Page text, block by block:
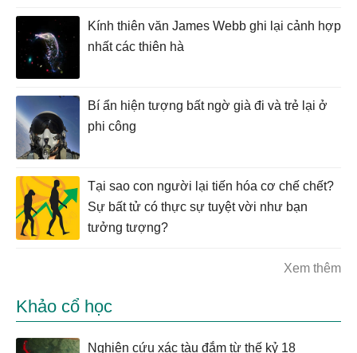
Kính thiên văn James Webb ghi lại cảnh hợp
nhất các thiên hà
Bí ẩn hiện tượng bất ngờ già đi và trẻ lại ở
phi công
Tại sao con người lại tiến hóa cơ chế chết?
Sự bất tử có thực sự tuyệt vời như bạn
tưởng tượng?
Xem thêm
Khảo cổ học
Nghiên cứu xác tàu đắm từ thế kỷ 18